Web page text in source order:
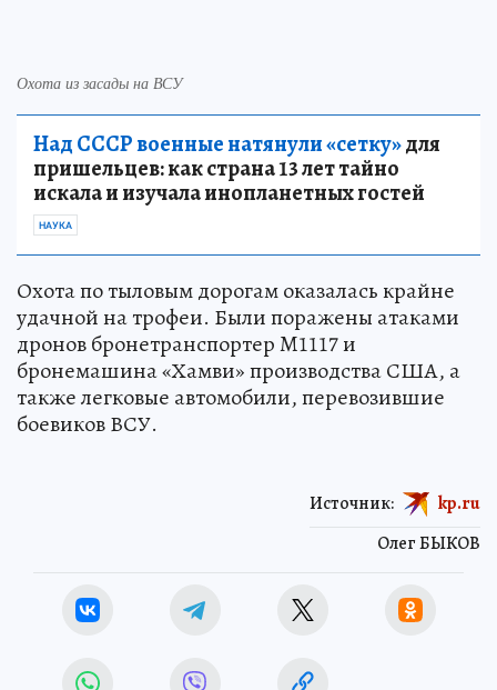
Охота из засады на ВСУ
Над СССР военные натянули «сетку»для
пришельцев: как страна 13 лет тайно
искала и изучала инопланетных гостей
НАУКА
Охота по тыловым дорогам оказалась крайне
удачной на трофеи. Были поражены атаками
дронов бронетранспортер M1117 и
бронемашина «Хамви» производства США, а
также легковые автомобили, перевозившие
боевиков ВСУ.
Олег БЫКОВ
Источник: kp.ru